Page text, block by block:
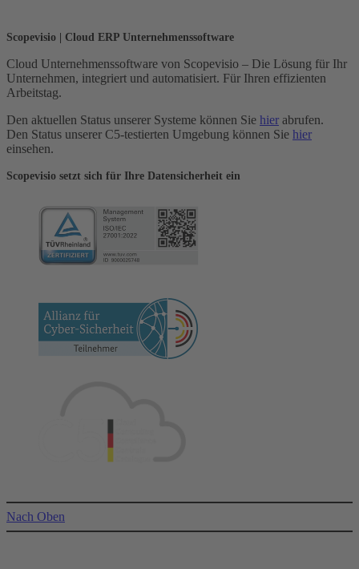
Scopevisio | Cloud ERP Unternehmenssoftware
Cloud Unternehmenssoftware von Scopevisio – Die Lösung für Ihr
Unternehmen, integriert und automatisiert. Für Ihren effizienten
Arbeitstag.
Den aktuellen Status unserer Systeme können Sie hier abrufen.
Den Status unserer C5-testierten Umgebung können Sie hier
einsehen.
Scopevisio setzt sich für Ihre Datensicherheit ein
Nach Oben